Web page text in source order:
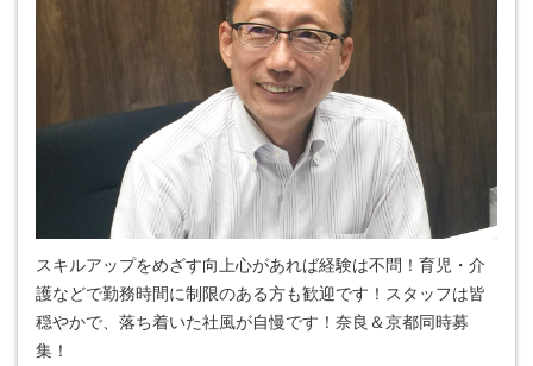
スキルアップをめざす向上心があれば経験は不問！育児・介
護などで勤務時間に制限のある方も歓迎です！スタッフは皆
穏やかで、落ち着いた社風が自慢です！奈良＆京都同時募
集！